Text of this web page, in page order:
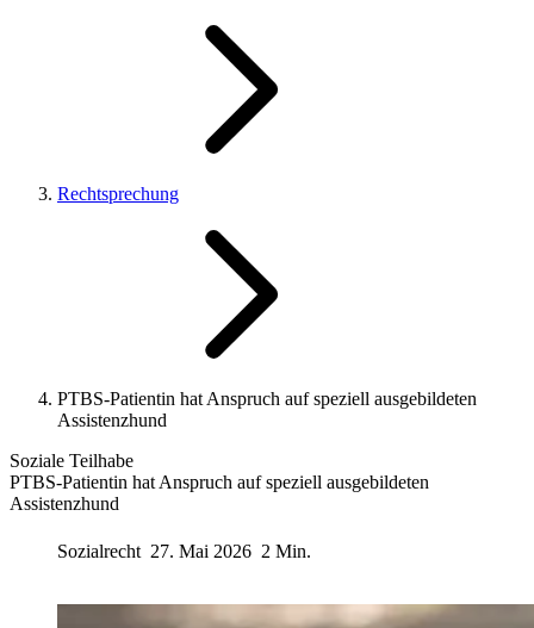
Rechtsprechung
PTBS-Patientin hat Anspruch auf speziell ausgebildeten
Assistenzhund
Soziale Teilhabe
PTBS-Patientin hat Anspruch auf speziell ausgebildeten
Assistenzhund
Sozialrecht 27. Mai 2026 2 Min.